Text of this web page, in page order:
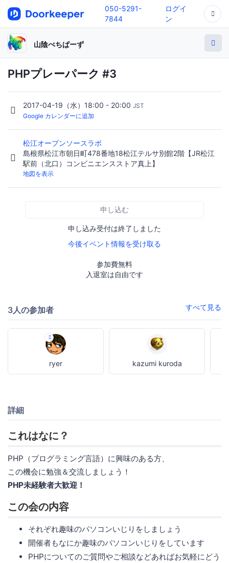
050-5291-
7844
ログイ
ン
山陰ぺちぱーず
PHPプレーパーク #3
2017-04-19（水）18:00 - 20:00 JST
Google カレンダーに追加
松江オープンソースラボ
島根県松江市朝日町478番地18松江テルサ別館2階【JR松江
駅前（北口）コンビニエンスストア真上】
地図を表示
申し込む
申し込み受付は終了しました
今後イベント情報を受け取る
参加費無料
入退室は自由です
3人の参加者 すべて見る
ryer kazumi kuroda
詳細
これはなに？
PHP（プログラミング言語）に興味のある方、
この機会に勉強＆交流しましょう！
PHP未経験者大歓迎！
この会の内容
それぞれ趣味のパソコンいじりをしましょう
開催者もなにか趣味のパソコンいじりをしています
PHPについてのご質問やご相談などあればお気軽にどう